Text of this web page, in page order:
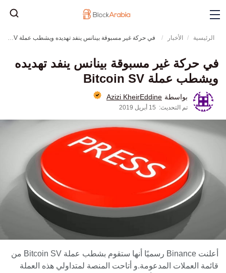
الرئيسية الأخبار في حركة غير مسبوقة بينانس ينفد تهديده ويشطب عملة Bitcoin SV
في حركة غير مسبوقة بينانس ينفد تهديده
ويشطب عملة Bitcoin SV
بواسطة Azizi KheirEddine
تم التحديث: 15 أبريل 2019
أعلنت Binance رسميًا أنها ستقوم بشطب عملة Bitcoin SV من
قائمة العملات المدعومة.و أتاحت المنصة لمتداولي هذه العملة